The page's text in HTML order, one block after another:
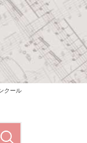
クール